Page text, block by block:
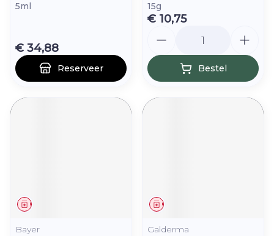
5ml
€ 34,88
Reserveer
15g
€ 10,75
Bestel
Geneesmiddel
Bayer
Geneesmiddel
Galderma